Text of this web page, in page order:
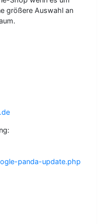
größere Auswahl an
panda-update.php